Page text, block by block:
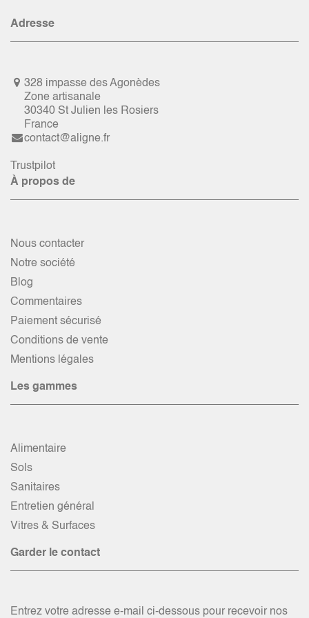
Adresse
328 impasse des Agonèdes
Zone artisanale
30340 St Julien les Rosiers
France
contact@aligne.fr
Trustpilot
À propos de
Nous contacter
Notre société
Blog
Commentaires
Paiement sécurisé
Conditions de vente
Mentions légales
Les gammes
Alimentaire
Sols
Sanitaires
Entretien général
Vitres & Surfaces
Garder le contact
Entrez votre adresse e-mail ci-dessous pour recevoir nos